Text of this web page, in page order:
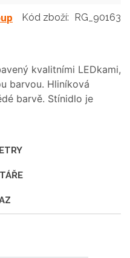
Kód zboží: RG_90163
kvalitními LEDkami,
barvou. Hliníková
barvě. Stínidlo je